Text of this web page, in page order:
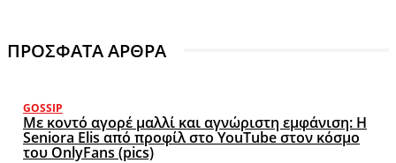
ΠΡΟΣΦΑΤΑ ΑΡΘΡΑ
GOSSIP
Με κοντό αγορέ μαλλί και αγνώριστη εμφάνιση: Η
Seniora Elis από προφίλ στο YouTube στον κόσμο
του OnlyFans (pics)